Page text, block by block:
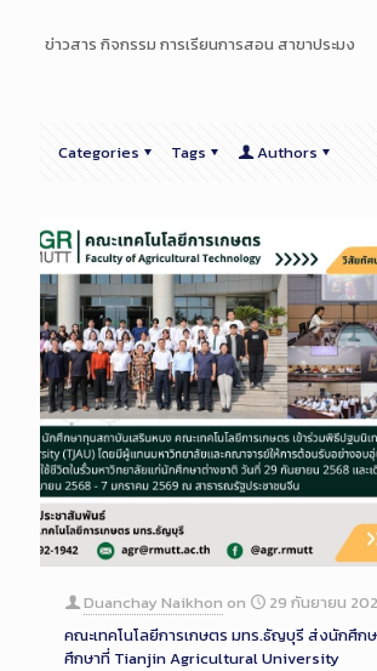
ข่าวสาร กิจกรรม การเรียนการสอน สาขาประมง
Categories Tags Authors
Duanchay Naikhon on
29 กันยายน
คณะเทคโนโลยีการเกษตร มทร.ธัญบุรี ส่งนักศึก
ศึกษาที่ Tianjin Agricultural University